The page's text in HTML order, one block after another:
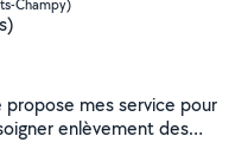
Champy)
propose mes service pour
enlèvement des